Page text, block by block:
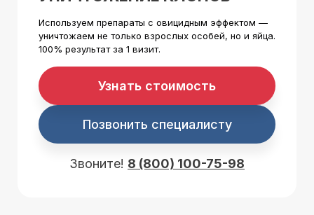
Используем препараты с овицидным эффектом —
уничтожаем не только взрослых особей, но и яйца.
100% результат за 1 визит.
Узнать стоимость
Позвонить специалисту
Звоните! 8 (800) 100-75-98